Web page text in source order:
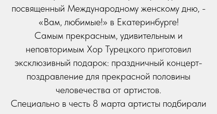
посвященный Международному женскому дню, -
«Вам, любимые!» в Екатеринбурге!
Самым прекрасным, удивительным и
неповторимым Хор Турецкого приготовил
эксклюзивный подарок: праздничный концерт-
поздравление для прекрасной половины
человечества от артистов.
Специально в честь 8 марта артисты подбирали